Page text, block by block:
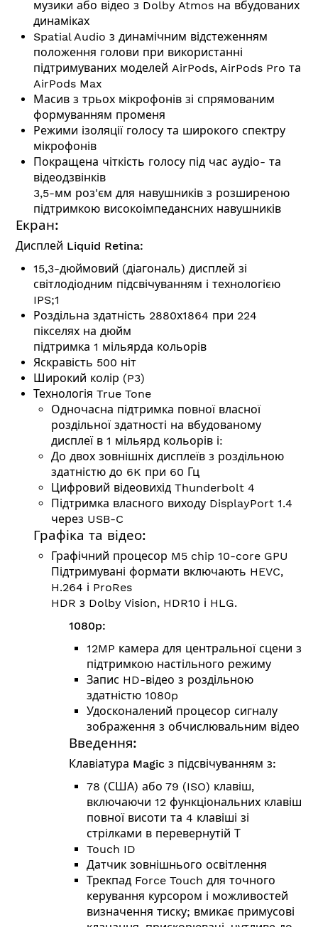
музики або відео з Dolby Atmos на вбудованих
динаміках
Spatial Audio з динамічним відстеженням
положення голови при використанні
підтримуваних моделей AirPods, AirPods Pro та
AirPods Max
Масив з трьох мікрофонів зі спрямованим
формуванням променя
Режими ізоляції голосу та широкого спектру
мікрофонів
Покращена чіткість голосу під час аудіо- та
відеодзвінків
3,5-мм роз'єм для навушників з розширеною
підтримкою високоімпедансних навушників
Екран:
Дисплей Liquid Retina:
15,3-дюймовий (діагональ) дисплей зі
світлодіодним підсвічуванням і технологією
IPS;1
Роздільна здатність 2880х1864 при 224
пікселях на дюйм
підтримка 1 мільярда кольорів
Яскравість 500 ніт
Широкий колір (P3)
Технологія True Tone
Одночасна підтримка повної власної
роздільної здатності на вбудованому
дисплеї в 1 мільярд кольорів і:
До двох зовнішніх дисплеїв з роздільною
здатністю до 6K при 60 Гц
Цифровий відеовихід Thunderbolt 4
Підтримка власного виходу DisplayPort 1.4
через USB-C
Графіка та відео:
Графічний процесор M5 chip 10-core GPU
Підтримувані формати включають HEVC,
H.264 і ProRes
HDR з Dolby Vision, HDR10 і HLG.
1080p:
12MP камера для центральної сцени з
підтримкою настільного режиму
Запис HD-відео з роздільною
здатністю 1080p
Удосконалений процесор сигналу
зображення з обчислювальним відео
Введення:
Клавіатура Magic з підсвічуванням з:
78 (США) або 79 (ISO) клавіш,
включаючи 12 функціональних клавіш
повної висоти та 4 клавіші зі
стрілками в перевернутій Т
Touch ID
Датчик зовнішнього освітлення
Трекпад Force Touch для точного
керування курсором і можливостей
визначення тиску; вмикає примусові